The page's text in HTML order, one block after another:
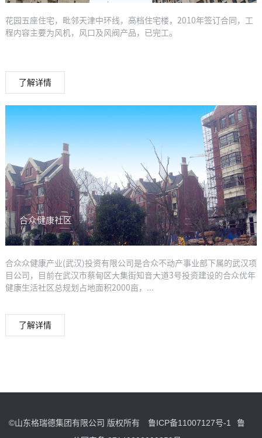
花园五座住宅，毗邻天津中环线，高档住宅楼，2010年签订合同，工
程内容主要为风机，风口及风阀产品，已完工。
了解详情
合众健康社区
合众众健康产业(武汉)投资有限公司是合众不动产事业部下属的武汉项
目公司，目前在武汉市蔡甸区大集街知音大道3号投资建设的合众优年
健康生活社区总规划占地面积2000亩，...
了解详情
©山东格瑞德集团有限公司 版权所有 鲁ICP备11007127号-1
鲁